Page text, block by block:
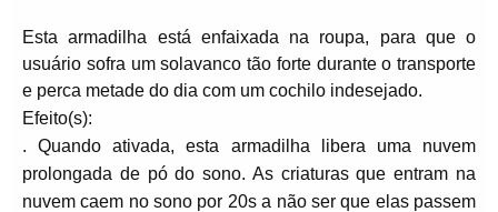
Esta armadilha está enfaixada na roupa, para que o
usuário sofra um solavanco tão forte durante o transporte
e perca metade do dia com um cochilo indesejado.
Efeito(s):
. Quando ativada, esta armadilha libera uma nuvem
prolongada de pó do sono. As criaturas que entram na
nuvem caem no sono por 20s a não ser que elas passem